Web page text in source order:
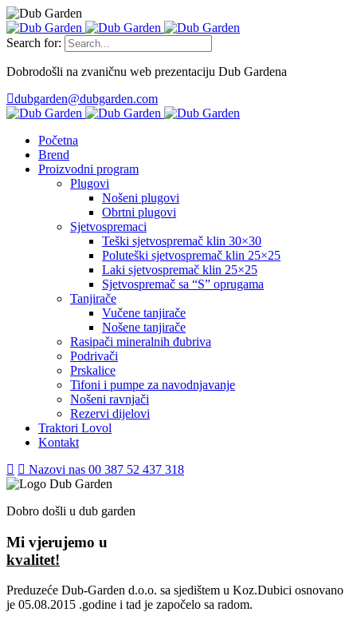
Search for:
Dobrodošli na zvaničnu web prezentaciju Dub Gardena
dubgarden@dubgarden.com
Početna
Brend
Proizvodni program
Plugovi
Nošeni plugovi
Obrtni plugovi
Sjetvospremaci
Teški sjetvospremač klin 30×30
Poluteški sjetvospremač klin 25×25
Laki sjetvospremač klin 25×25
Sjetvospremač sa “S” oprugama
Tanjirače
Vučene tanjirače
Nošene tanjirače
Rasipači mineralnih đubriva
Podrivači
Prskalice
Tifoni i pumpe za navodnjavanje
Nošeni ravnjači
Rezervi dijelovi
Traktori Lovol
Kontakt
Nazovi nas 00 387 52 437 318
Dobro došli u dub garden
Mi vjerujemo u
kvalitet!
Preduzeće Dub-Garden d.o.o. sa sjedištem u Koz.Dubici osnovano
je 05.08.2015 .godine i tad je započelo sa radom.